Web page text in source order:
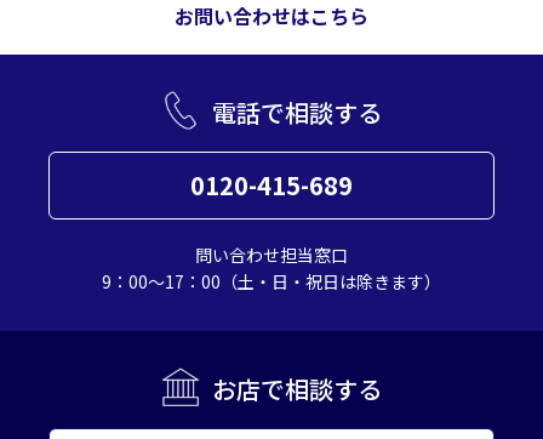
お問い合わせはこちら
電話で相談する
0120-415-689
問い合わせ担当窓口
9：00～17：00（土・日・祝日は除きます）
お店で相談する